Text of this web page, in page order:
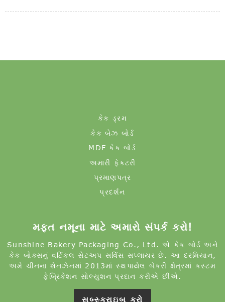
MDF કેક બોર્ડ
અમારી ફેક્ટરી
પ્રમાણપત્ર
પ્રદર્શન
મફત નમૂના માટે અમારો સંપર્ક કરો!
કેક બોક્સનું વર્ટિકલ સેટઅપ સર્વિસ સપ્લાયર છે. આ દરમિયાન,
અમે ચીનના શેનઝેનમાં 2013માં સ્થપાયેલ બેકરી ક્ષેત્રમાં કસ્ટમ
ફેબ્રિકેશન સોલ્યુશન પ્રદાન કરીએ છીએ.
સબ્સ્ક્રાઇબ કરો